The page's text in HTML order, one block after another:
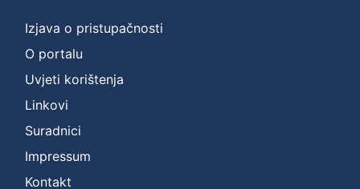
Izjava o pristupačnosti
O portalu
Uvjeti korištenja
Linkovi
Suradnici
Impressum
Kontakt